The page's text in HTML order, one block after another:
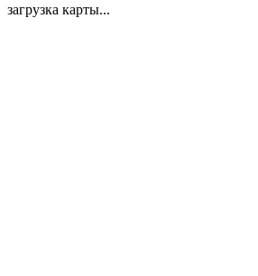
загрузка карты...